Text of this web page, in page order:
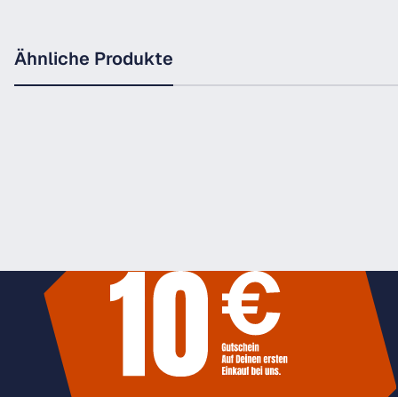
Ähnliche Produkte